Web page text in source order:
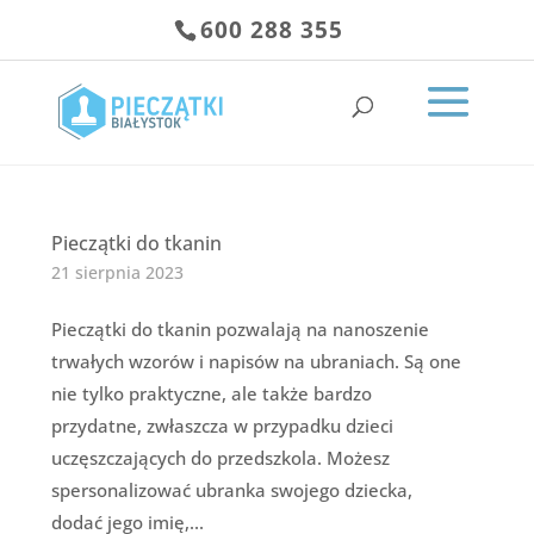
600 288 355
Pieczątki do tkanin
21 sierpnia 2023
Pieczątki do tkanin pozwalają na nanoszenie
trwałych wzorów i napisów na ubraniach. Są one
nie tylko praktyczne, ale także bardzo
przydatne, zwłaszcza w przypadku dzieci
uczęszczających do przedszkola. Możesz
spersonalizować ubranka swojego dziecka,
dodać jego imię,...